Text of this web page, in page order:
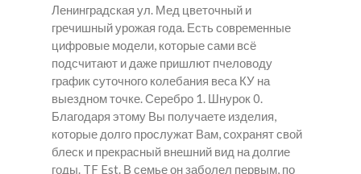
Ленинградская ул. Мед цветочный и
гречишный урожая года. Есть современные
цифровые модели, которые сами всё
подсчитают и даже пришлют пчеловоду
график суточного колебания веса КУ на
выездном точке. Серебро 1. Шнурок 0.
Благодаря этому Вы получаете изделия,
которые долго прослужат Вам, сохранят свой
блеск и прекрасный внешний вид на долгие
годы. TF Est. В семье он заболел первым, по